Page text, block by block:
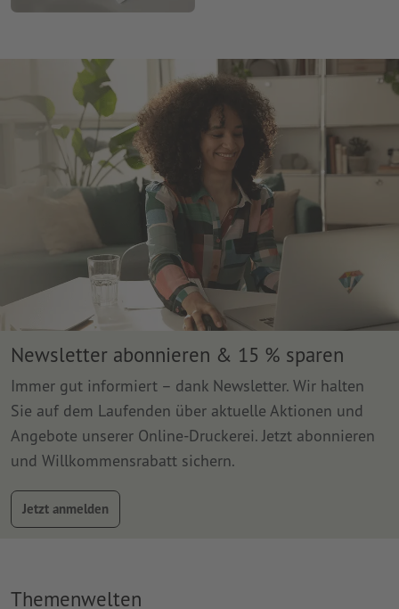
Newsletter abonnieren & 15 % sparen
Immer gut informiert – dank Newsletter. Wir halten
Sie auf dem Laufenden über aktuelle Aktionen und
Angebote unserer Online-Druckerei. Jetzt abonnieren
und Willkommensrabatt sichern.
Jetzt anmelden
Themenwelten